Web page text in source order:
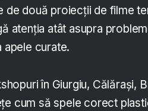
două proiecții de filme
atenția atât asupra
apele curate.
în Giurgiu, Călărași,
cum să spele corect